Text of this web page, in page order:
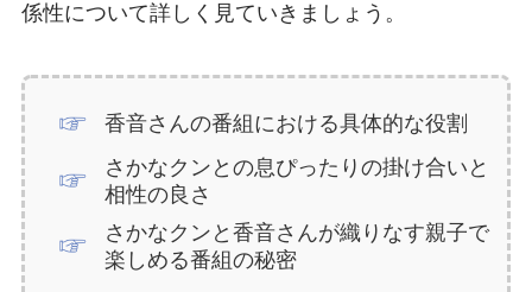
係性について詳しく見ていきましょう。
香音さんの番組における具体的な役割
さかなクンとの息ぴったりの掛け合いと
相性の良さ
さかなクンと香音さんが織りなす親子で
楽しめる番組の秘密